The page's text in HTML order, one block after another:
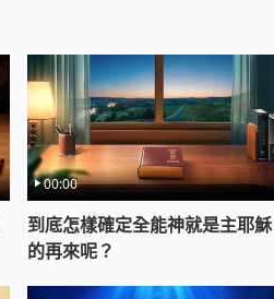
00:00
到底怎樣確定全能神就是主耶穌
的再來呢？